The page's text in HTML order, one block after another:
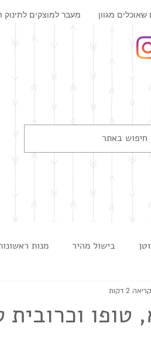
שאוכלים מגוון מעבר למוצקים לתינוק
בישול מהיר מנות
סלטים ותוספות
טופו וכרובית
2 דקות